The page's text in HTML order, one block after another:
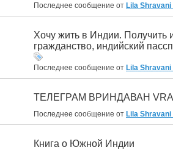
Последнее сообщение от Lila Shravani
Хочу жить в Индии. Получить
гражданство, индийский
Последнее сообщение от Lila Shravani
ТЕЛЕГРАМ ВРИНДАВАН
Последнее сообщение от Lila Shravani
Книга о Южной Индии